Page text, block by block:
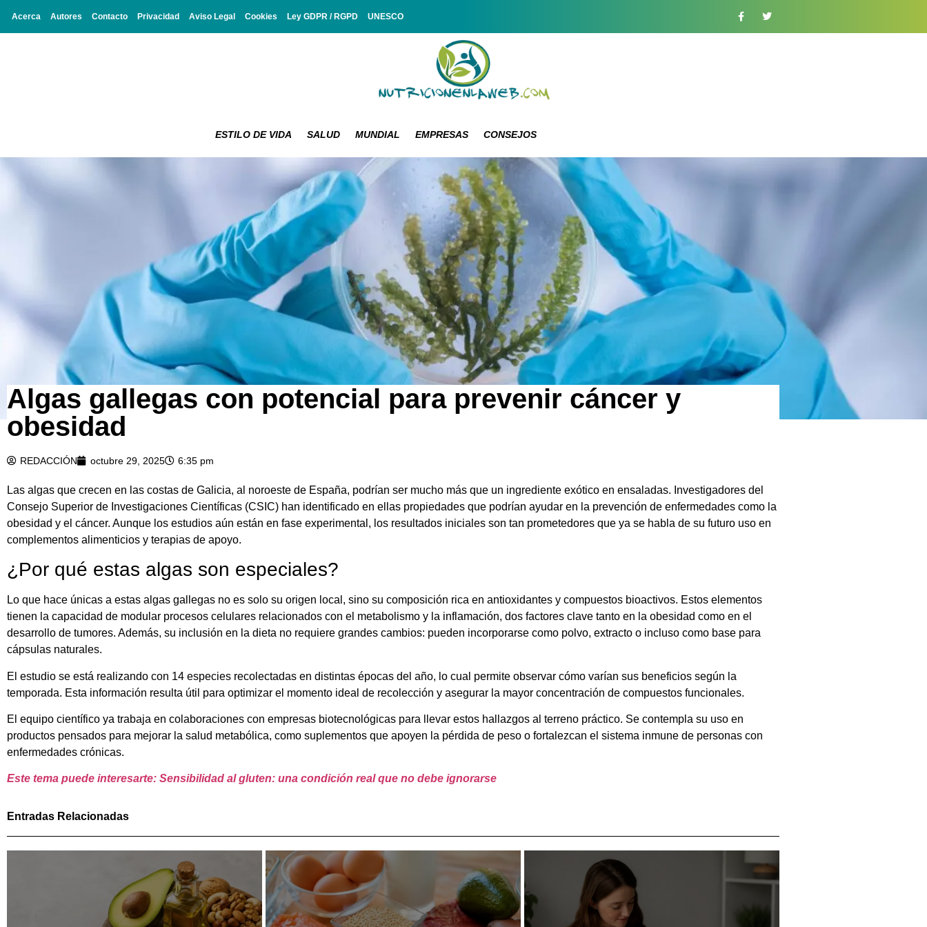
Acerca Autores Contacto Privacidad Aviso Legal Cookies Ley GDPR / RGPD UNESCO
ESTILO DE VIDA SALUD MUNDIAL EMPRESAS CONSEJOS
Algas gallegas con potencial para prevenir cáncer y
obesidad
REDACCIÓN octubre 29, 2025 6:35 pm
Las algas que crecen en las costas de Galicia, al noroeste de España, podrían ser mucho más que un ingrediente exótico en ensaladas. Investigadores del
Consejo Superior de Investigaciones Científicas (CSIC) han identificado en ellas propiedades que podrían ayudar en la prevención de enfermedades como la
obesidad y el cáncer. Aunque los estudios aún están en fase experimental, los resultados iniciales son tan prometedores que ya se habla de su futuro uso en
complementos alimenticios y terapias de apoyo.
¿Por qué estas algas son especiales?
Lo que hace únicas a estas algas gallegas no es solo su origen local, sino su composición rica en antioxidantes y compuestos bioactivos. Estos elementos
tienen la capacidad de modular procesos celulares relacionados con el metabolismo y la inflamación, dos factores clave tanto en la obesidad como en el
desarrollo de tumores. Además, su inclusión en la dieta no requiere grandes cambios: pueden incorporarse como polvo, extracto o incluso como base para
cápsulas naturales.
El estudio se está realizando con 14 especies recolectadas en distintas épocas del año, lo cual permite observar cómo varían sus beneficios según la
temporada. Esta información resulta útil para optimizar el momento ideal de recolección y asegurar la mayor concentración de compuestos funcionales.
El equipo científico ya trabaja en colaboraciones con empresas biotecnológicas para llevar estos hallazgos al terreno práctico. Se contempla su uso en
productos pensados para mejorar la salud metabólica, como suplementos que apoyen la pérdida de peso o fortalezcan el sistema inmune de personas con
enfermedades crónicas.
Este tema puede interesarte: Sensibilidad al gluten: una condición real que no debe ignorarse
Entradas Relacionadas